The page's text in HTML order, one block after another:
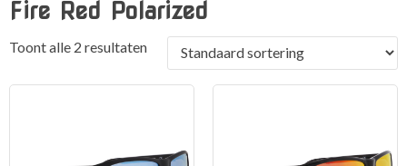
Fire Red Polarized
Toont alle 2 resultaten